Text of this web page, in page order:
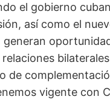
el gobierno
así como el
de
vigente con